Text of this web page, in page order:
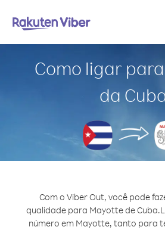
Como ligar
da
Com o Viber Out, você pode
qualidade para Mayotte de Cuba.
número em Mayotte, tanto para